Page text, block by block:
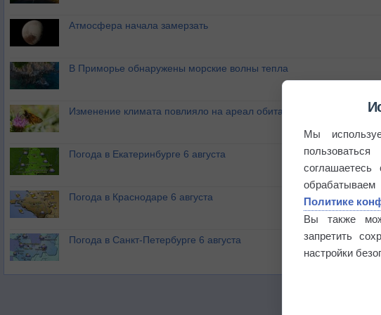
Атмосфера начала замерзать
В Приморье обнаружены морские волны тепла
Изменение климата повлияло на ареал обитания бабочек
Погода в Екатеринбурге 6 августа
Погода в Краснодаре 6 августа
Погода в Санкт-Петербурге 6 августа
Мы
Политике
Вы также
запретить
настройки